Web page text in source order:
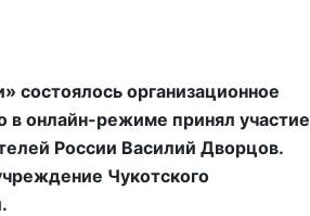
состоялось организационное
в онлайн-режиме принял участие
России Василий Дворцов.
Чукотского